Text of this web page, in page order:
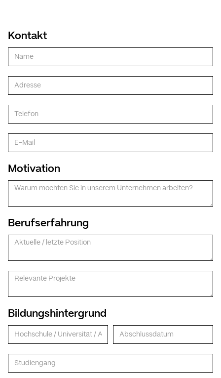
Kontakt
Motivation
Berufserfahrung
Bildungshintergrund